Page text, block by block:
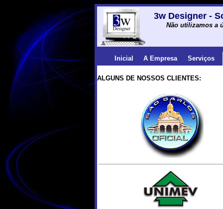
3w Designer -
Não utilizamos a
Inicial A Empresa Serviços
ALGUNS DE NOSSOS CLIENTES: